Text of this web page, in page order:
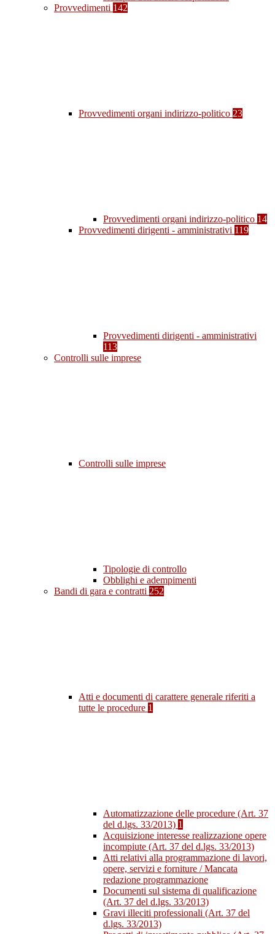
Provvedimenti 142
Provvedimenti organi indirizzo-politico 23
Provvedimenti organi indirizzo-politico 14
Provvedimenti dirigenti - amministrativi 119
Provvedimenti dirigenti - amministrativi
113
Controlli sulle imprese
Controlli sulle imprese
Tipologie di controllo
Obblighi e adempimenti
Bandi di gara e contratti 252
Atti e documenti di carattere generale riferiti a
tutte le procedure 1
Automatizzazione delle procedure (Art. 37
del d.lgs. 33/2013) 1
Acquisizione interesse realizzazione opere
incompiute (Art. 37 del d.lgs. 33/2013)
Atti relativi alla programmazione di lavori,
opere, servizi e forniture / Mancata
redazione programmazione
Documenti sul sistema di qualificazione
(Art. 37 del d.lgs. 33/2013)
Gravi illeciti professionali (Art. 37 del
d.lgs. 33/2013)